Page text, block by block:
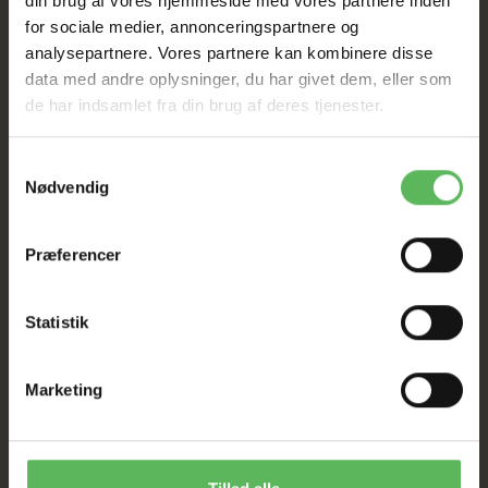
for sociale medier, annonceringspartnere og
analysepartnere. Vores partnere kan kombinere disse
data med andre oplysninger, du har givet dem, eller som
de har indsamlet fra din brug af deres tjenester.
Nødvendig
Præferencer
Statistik
Marketing
Hvid sorghum
Byg
Flerkorns pellets
Skrællet havre
Solsikkefrø
Bygflager
Boghvede
Hvede puffet
Jordnødder
Tørret gulerod
Fructooligosaccharider
Yucca ekstrakt